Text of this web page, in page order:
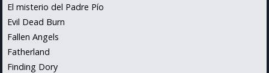
El misterio del Padre Pío
Evil Dead Burn
Fallen Angels
Fatherland
Finding Dory